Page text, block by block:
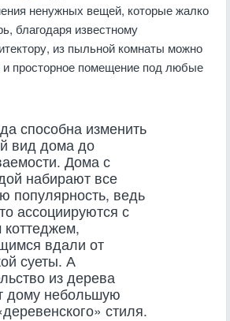
ненужных вещей, которые жалко
благодаря известному
из пыльной комнаты можно
и просторное помещение под любые
способна изменить
вид дома до
Дома с
набирают все
популярность, ведь
ассоциируются с
вдали от
суеты. А
из дерева
дому небольшую
стиля.